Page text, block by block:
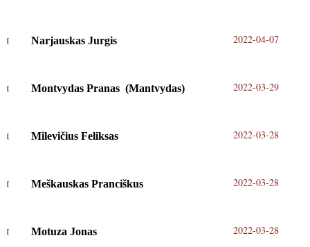
Narjauskas Jurgis 2022-04-07
Montvydas Pranas (Mantvydas) 2022-03-29
Milevičius Feliksas 2022-03-28
Meškauskas Pranciškus 2022-03-28
Motuza Jonas 2022-03-28